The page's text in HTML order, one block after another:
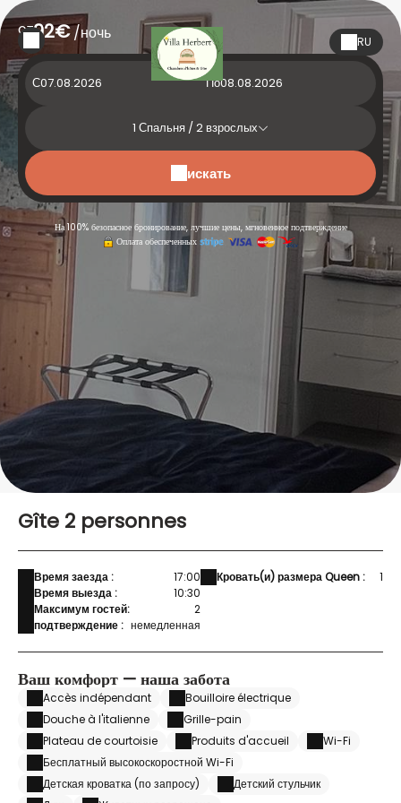
RU
oт92€/ночь
С По
1 Спальня /2 взрослых
искать
На 100% безопасное бронирование, лучшие цены, мгновенное подтверждение
Оплата обеспеченных
Gîte 2 personnes
Время заезда :
17:00
Время выезда :
10:30
Максимум гостей:
2
подтверждение : немедленная
Кровать(и) размера Queen : 1
Ваш комфорт — наша забота
Accès indépendant
Bouilloire électrique
Douche à l'italienne
Grille-pain
Plateau de courtoisie
Produits d'accueil
Wi-Fi
Бесплатный высокоскоростной Wi-Fi
Детская кроватка (по запросу)
Детский стульчик